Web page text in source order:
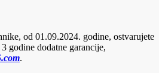
od 01.09.2024. godine, ostvarujete
godine dodatne garancije,
.